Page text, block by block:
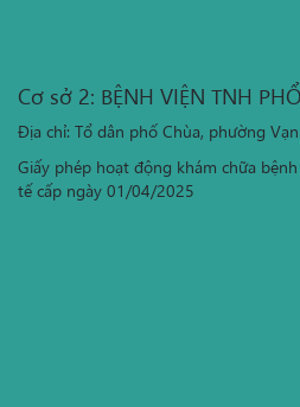
Cơ sở 2: BỆNH VIỆN TNH
Địa chỉ: Tổ dân phố Chùa, phường
Giấy phép hoạt động khám chữa
tế cấp ngày 01/04/2025